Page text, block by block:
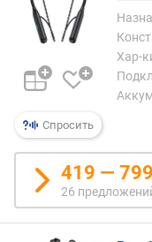
l
u
e
t
o
t
h
ш
т
е
Спросить
Хар-
419 — 799
26